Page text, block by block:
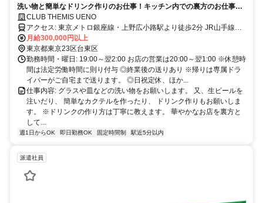
洗い物と簡単なドリンク作りのお仕事！キッチン内での裏方のお仕事で
す。 華やかなお店を裏方としてサポートしてください。◎中高年も活躍
中！◎髪型や服装も自由です！
CLUB THEMIS UENO
アクセス: 東京メトロ銀座線・上野広小路駅より徒歩2分 JR山手線・
御徒町駅より徒歩4分 大江戸線 ・上野御徒町駅より3分 東京メトロ千
代田線・湯島駅より徒歩4分 JR山手線・上野駅より徒歩8分
月給300,000円以上
東京都東京23区台東区
勤務時間・曜日: 19:00～翌2:00 お店の営業は20:00～翌1:00 ※休憩時
間は法定労働時間に則り付与 ◎終業後の送りあり ※帰りは専属ドラ
イバーがご自宅まで送ります。 ◎日祝定休、ほか...
仕事内容: グラスや皿などの洗い物をお願いします。 又、生ビールを
注いだり、 簡単なカクテルを作ったり、 ドリンク作りもお願いしま
す。 ※ドリンクの作り方は丁寧に教えます。 華やかなお店を裏方と
して...
週1日からOK 即日勤務OK 固定時間制 駅近5分以内
派遣社員